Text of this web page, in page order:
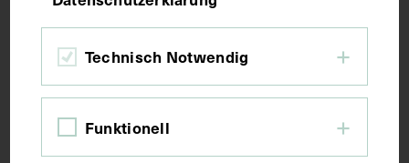
Bildmaß 28,5 x 21,8 cm
Kurzbeschreibung
Reproduktion eines Druckes in einer unbekannten
Zeitung.
Technisch Notwendig
Funktionell